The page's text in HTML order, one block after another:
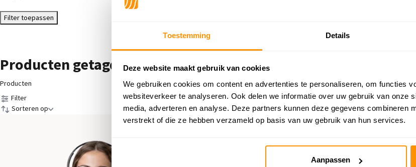
Toestemming Details
Deze website maakt gebruik van cookies
We gebruiken cookies om content en advertenties te personaliseren, om functies
websiteverkeer te analyseren. Ook delen we informatie over uw gebruik van onze
media, adverteren en analyse. Deze partners kunnen deze gegevens combineren
verstrekt of die ze hebben verzameld op basis van uw gebruik van hun services.
Aanpassen
Filter toepassen
Producten getagd met Grijs Charcoal
Producten
Filter
Sorteren op
Hulp nodig?